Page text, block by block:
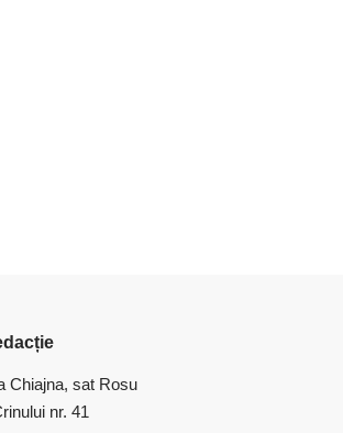
Chiajna, sat Rosu
nr. 41